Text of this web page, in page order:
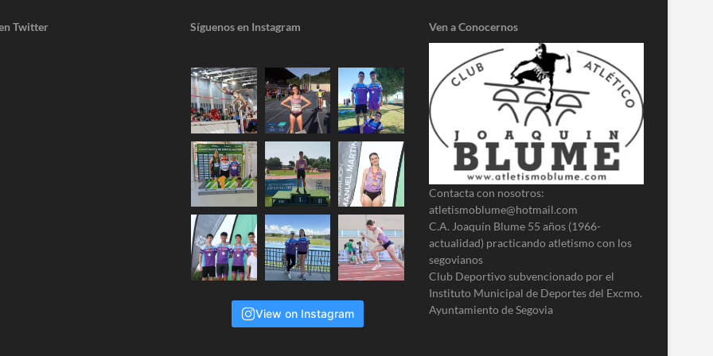
Twitter Síguenos en Instagram
View on Instagram
Ven a Conocernos
Contacta con nosotros:
atletismoblume@hotmail.com
C.A. Joaquín Blume 55 años (1966-
actualidad) practicando atletismo con los
segovianos
Club Deportivo subvencionado por el
Instituto Municipal de Deportes del Excmo.
Ayuntamiento de Segovia